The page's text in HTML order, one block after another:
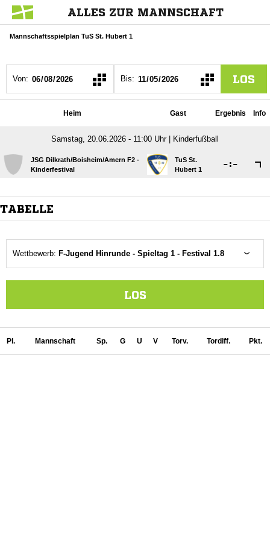
ALLES ZUR MANNSCHAFT
Mannschaftsspielplan TuS St. Hubert 1
Von: Bis: LOS
Heim Gast Ergebnis Info
Samstag, 20.06.2026 - 11:00 Uhr | Kinderfußball
JSG Dilkrath/​Boisheim/​Amern F2 -
Kinderfestival
TuS St.
Hubert 1
:
TABELLE
Wettbewerb: F-Jugend Hinrunde - Spieltag 1 - Festival 1.8
LOS
Pl. Mannschaft Sp. G U V Torv. Tordiff. Pkt.